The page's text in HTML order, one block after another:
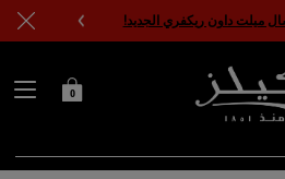
ميلت داون ريكفري الجديد!
حقيبتي
0